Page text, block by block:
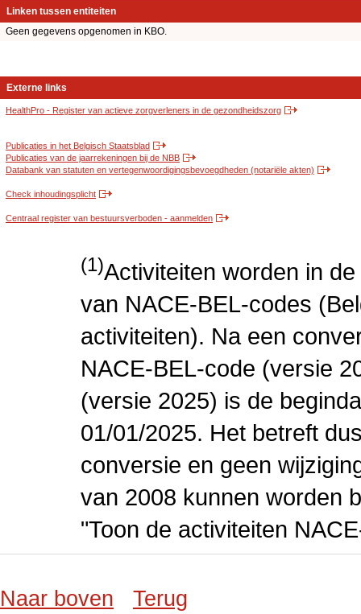
Linken tussen entiteiten
Geen gegevens opgenomen in KBO.
Externe links
HealthPro - Register van actieve zorgverleners in de gezondheidszorg
Publicaties in het Belgisch Staatsblad
Publicaties van de jaarrekeningen bij de NBB
Databank van statuten en vertegenwoordigingsbevoegdheden (notariële akten)
Check inhoudingsplicht
Centraal register van bestuursverboden - aanmelden
(1)Activiteiten worden in
van NACE-BEL-codes
activiteiten). Na een
NACE-BEL-code (versie
(versie 2025) is de
01/01/2025. Het betreft
conversie en geen
van 2008 kunnen worden
"Toon de activiteiten
Naar boven Terug